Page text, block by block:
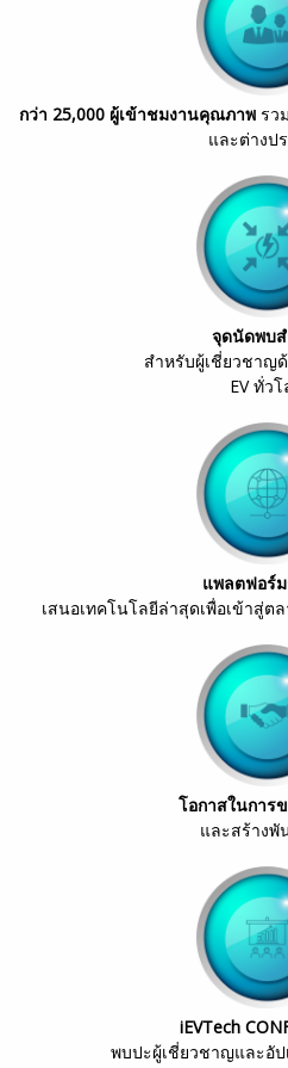
กว่า 25,000 ผู้เข้าชมงานคุณภาพ รว
และต่างป
จุดนัดพบ
สำหรับผู้เชี่ยวชาญ
EV ทั่ว
แพลตฟอร์
เสนอเทคโนโลยีล่าสุดเพื่อเข้าสู่
โอกาสในการ
และสร้างพั
iEVTech
พบปะผู้เชี่ยวชาญและอั